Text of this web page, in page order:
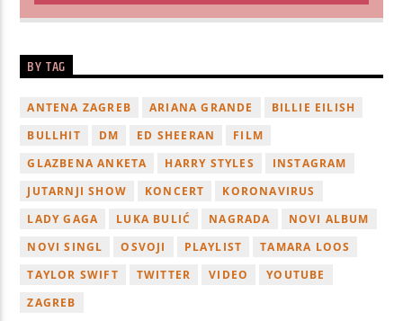
BY TAG
ANTENA ZAGREB ARIANA GRANDE
BILLIE EILISH
BULLHIT
DM ED SHEERAN
FILM
GLAZBENA ANKETA
HARRY STYLES
INSTAGRAM
JUTARNJI SHOW
KONCERT
KORONAVIRUS
LADY GAGA
LUKA BULIĆ NAGRADA
NOVI ALBUM
NOVI SINGL
OSVOJI PLAYLIST
TAMARA LOOS
TAYLOR SWIFT
TWITTER VIDEO
YOUTUBE
ZAGREB